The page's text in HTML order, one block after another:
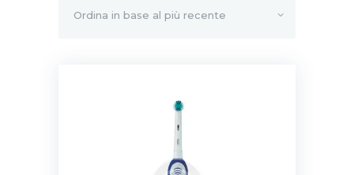
LAVORA CON NOI